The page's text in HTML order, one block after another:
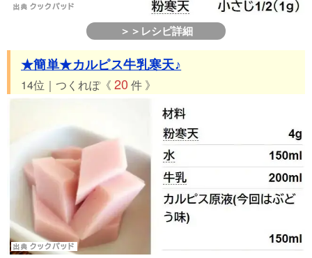
＞＞レシピ詳細
★簡単★カルピス牛乳寒天♪
14位｜つくれぽ《 20 件 》